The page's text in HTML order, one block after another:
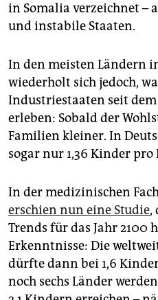
in Somalia verzeichnet –
und instabile Staaten.
In den meisten Ländern
wiederholt sich jedoch,
Industriestaaten seit
erleben: Sobald der
Familien kleiner. In
sogar nur 1,36 Kinder pro
In der medizinischen
erschien nun eine Studie,
Trends für das Jahr 2100
Erkenntnisse: Die
dürfte dann bei 1,6
noch sechs Länder